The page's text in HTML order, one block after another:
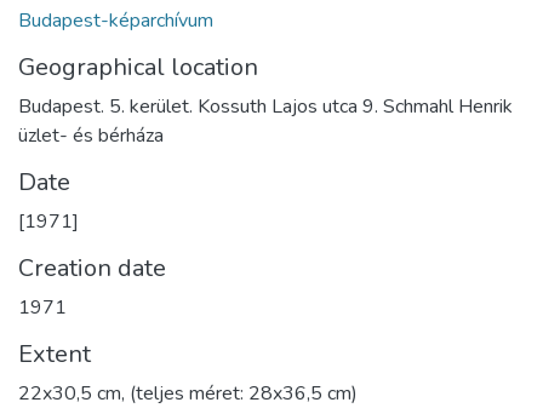
Budapest-képarchívum
Geographical location
Budapest. 5. kerület. Kossuth Lajos utca 9. Schmahl Henrik
üzlet- és bérháza
Date
[1971]
Creation date
1971
Extent
22x30,5 cm, (teljes méret: 28x36,5 cm)